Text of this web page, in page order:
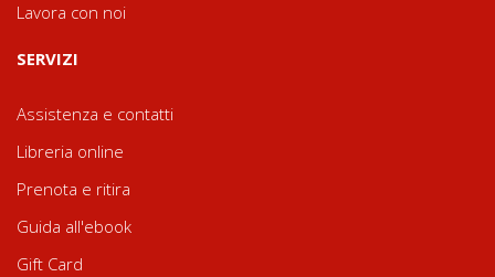
Lavora con noi
SERVIZI
Assistenza e contatti
Libreria online
Prenota e ritira
Guida all'ebook
Gift Card